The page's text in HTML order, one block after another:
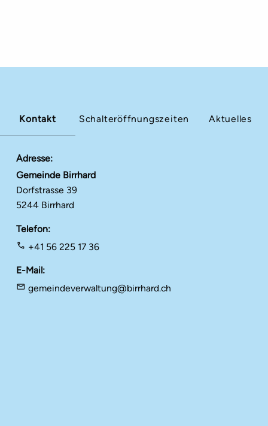
Kontakt Schalteröffnungszeiten Aktuelles
Adresse
Gemeinde Birrhard
Dorfstrasse 39
5244 Birrhard
Telefon
+41 56 225 17 36
E-Mail
gemeindeverwaltung@birrhard.ch